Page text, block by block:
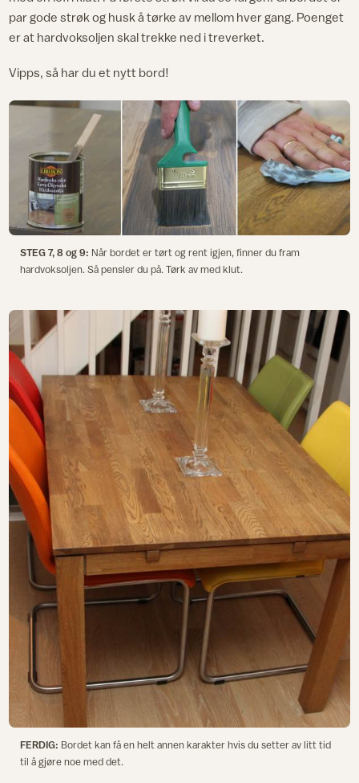
par gode strøk og husk å tørke av mellom hver gang. Poenget
er at hardvoksoljen skal trekke ned i treverket.
Vipps, så har du et nytt bord!
STEG 7, 8 og 9: Når bordet er tørt og rent igjen, finner du fram
hardvoksoljen. Så pensler du på. Tørk av med klut.
FERDIG: Bordet kan få en helt annen karakter hvis du setter av litt tid
til å gjøre noe med det.